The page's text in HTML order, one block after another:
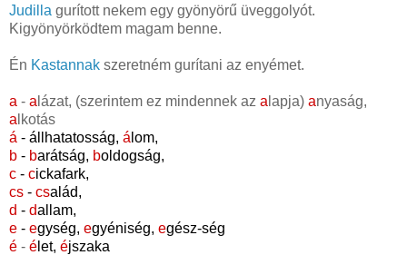
Judilla gurított nekem egy gyönyörű üveggolyót.
Kigyönyörködtem magam benne.
Én Kastannak szeretném gurítani az enyémet.
a - a lázat, (szerintem ez mindennek az a lapja) anyaság,
a lkotás
á - állhatatosság, á lom,
b - barátság, boldogság,
c - cickafark,
cs - család,
d - dallam,
e - egység, egyéniség, egész-ség
é - é let, éjszaka